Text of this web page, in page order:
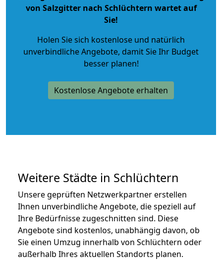
von Salzgitter nach Schlüchtern wartet auf
Sie!
Holen Sie sich kostenlose und natürlich
unverbindliche Angebote, damit Sie Ihr Budget
besser planen!
Kostenlose Angebote erhalten
Weitere Städte in Schlüchtern
Unsere geprüften Netzwerkpartner erstellen
Ihnen unverbindliche Angebote, die speziell auf
Ihre Bedürfnisse zugeschnitten sind. Diese
Angebote sind kostenlos, unabhängig davon, ob
Sie einen Umzug innerhalb von Schlüchtern oder
außerhalb Ihres aktuellen Standorts planen.